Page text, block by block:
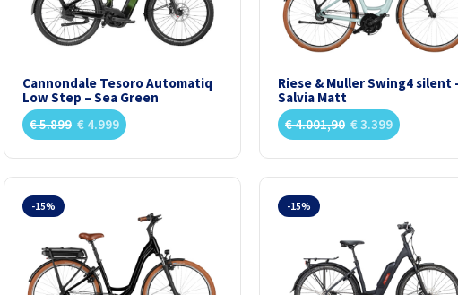
Cannondale Tesoro Automatiq
Low Step – Sea Green
€5.899 € 4.999
Riese & Muller Swing4 silent
Salvia Matt
€4.001,90 €3.399
-15% -15%